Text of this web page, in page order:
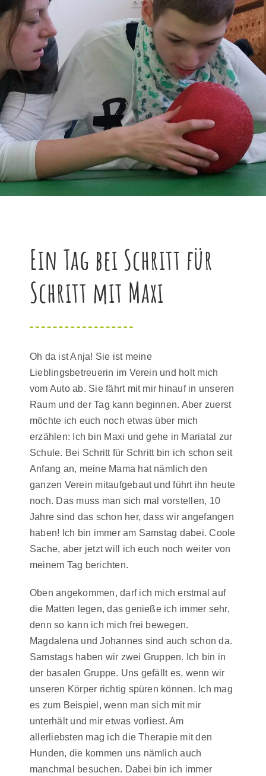
Ein Tag bei Schritt für
Schritt mit Maxi
Oh da ist Anja! Sie ist meine
Lieblingsbetreuerin im Verein und holt mich
vom Auto ab. Sie fährt mit mir hinauf in unseren
Raum und der Tag kann beginnen. Aber zuerst
möchte ich euch noch etwas über mich
erzählen: Ich bin Maxi und gehe in Mariatal zur
Schule. Bei Schritt für Schritt bin ich schon seit
Anfang an, meine Mama hat nämlich den
ganzen Verein mitaufgebaut und führt ihn heute
noch. Das muss man sich mal vorstellen, 10
Jahre sind das schon her, dass wir angefangen
haben! Ich bin immer am Samstag dabei. Coole
Sache, aber jetzt will ich euch noch weiter von
meinem Tag berichten.
Oben angekommen, darf ich mich erstmal auf
die Matten legen, das genieße ich immer sehr,
denn so kann ich mich frei bewegen.
Magdalena und Johannes sind auch schon da.
Samstags haben wir zwei Gruppen. Ich bin in
der basalen Gruppe. Uns gefällt es, wenn wir
unseren Körper richtig spüren können. Ich mag
es zum Beispiel, wenn man sich mit mir
unterhält und mir etwas vorliest. Am
allerliebsten mag ich die Therapie mit den
Hunden, die kommen uns nämlich auch
manchmal besuchen. Dabei bin ich immer